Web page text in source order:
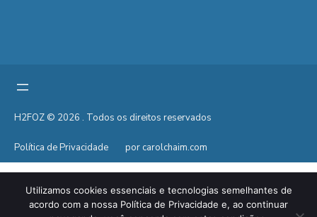
H2FOZ © 2026 . Todos os direitos reservados
Política de Privacidade por carolchaim.com
Utilizamos cookies essenciais e tecnologias semelhantes de
acordo com a nossa Política de Privacidade e, ao continuar